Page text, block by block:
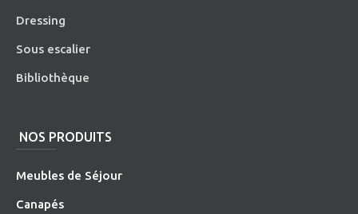
Dressing
Sous escalier
Bibliothèque
NOS PRODUITS
Meubles de Séjour
Canapés